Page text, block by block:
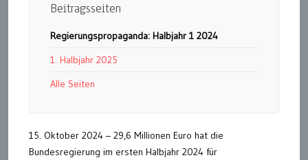
Beitragsseiten
Regierungspropaganda: Halbjahr 1 2024
1. Halbjahr 2025
Alle Seiten
15. Oktober 2024 – 29,6 Millionen Euro hat die
Bundesregierung im ersten Halbjahr 2024 für